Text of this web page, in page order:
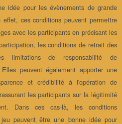
idée pour les évènements de grande
effet, ces conditions peuvent permettre
avec les participants en précisant les
les conditions de retrait des
limitations de responsabilité de
Elles peuvent également apporter une
et crédibilité à l'opération de
les participants sur la légitimité
Dans ces cas-là, les conditions
peuvent être une bonne idée pour